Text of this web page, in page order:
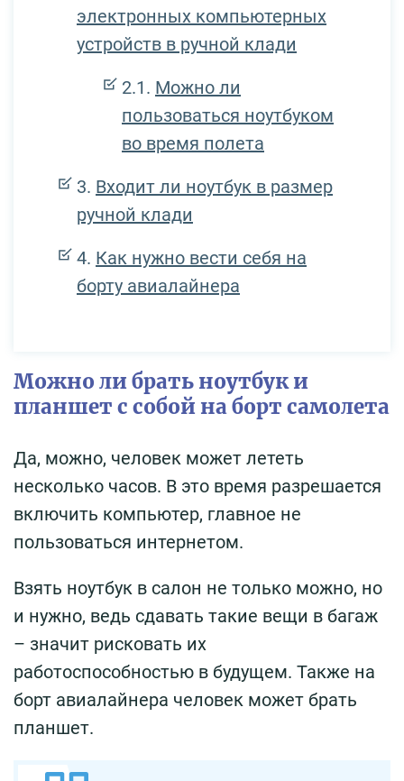
электронных компьютерных
устройств в ручной клади
Можно ли
пользоваться ноутбуком
во время полета
Входит ли ноутбук в размер
ручной клади
Как нужно вести себя на
борту авиалайнера
Можно ли брать ноутбук и
планшет с собой на борт самолета
Да, можно, человек может лететь
несколько часов. В это время разрешается
включить компьютер, главное не
пользоваться интернетом.
Взять ноутбук в салон не только можно, но
и нужно, ведь сдавать такие вещи в багаж
– значит рисковать их
работоспособностью в будущем. Также на
борт авиалайнера человек может брать
планшет.